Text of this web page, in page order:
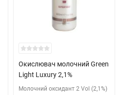
Окислювач молочний Green
Light Luxury 2,1%
Молочний оксидант 2 Vol (2,1%)